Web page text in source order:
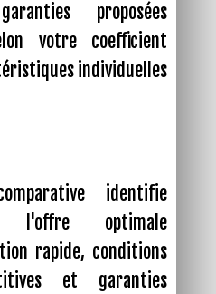
proposées
votre coefficient
individuelles
identifie
l'offre optimale
rapide, conditions
et garanties